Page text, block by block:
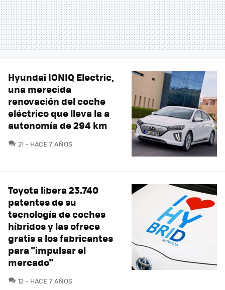
Hyundai IONIQ Electric,
una merecida
renovación del coche
eléctrico que lleva la a
autonomía de 294 km
21 COMENTARIOS
HACE 7 AÑOS
Toyota libera 23.740
patentes de su
tecnología de coches
híbridos y las ofrece
gratis a los fabricantes
para "impulsar el
mercado"
12 COMENTARIOS
HACE 7 AÑOS